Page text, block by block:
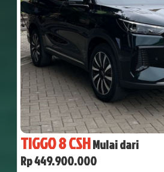
TIGGO 8 CSHMulai dari
Rp 449.900.000